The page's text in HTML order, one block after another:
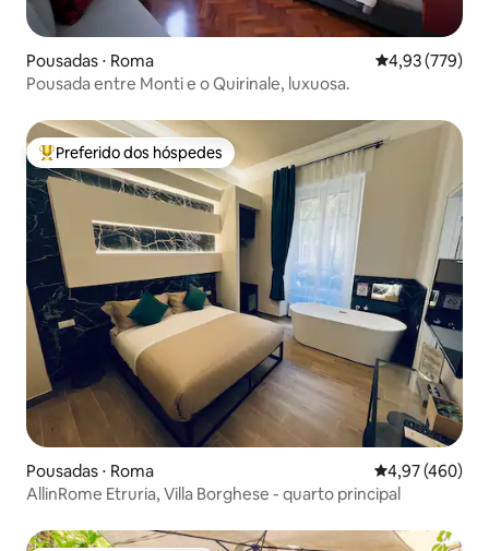
Pousadas ⋅ Roma 4,93 de uma
4,93 (779)
Pousada entre Monti e o Quirinale, luxuosa.
Entre os melhores preferidos dos hóspedes
Preferido dos hóspedes
Pousadas ⋅ Roma 4,97 de uma
4,97 (460)
AllinRome Etruria, Villa Borghese - quarto principal